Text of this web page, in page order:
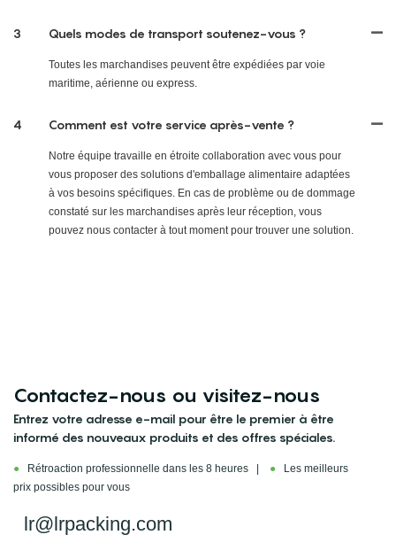
3 Quels modes de transport soutenez-vous ?
Toutes les marchandises peuvent être expédiées par voie
maritime, aérienne ou express.
4 Comment est votre service après-vente ?
Notre équipe travaille en étroite collaboration avec vous pour
vous proposer des solutions d'emballage alimentaire adaptées
à vos besoins spécifiques. En cas de problème ou de dommage
constaté sur les marchandises après leur réception, vous
pouvez nous contacter à tout moment pour trouver une solution.
Contactez-nous ou visitez-nous
Entrez votre adresse e-mail pour être le premier à être
informé des nouveaux produits et des offres spéciales.
● Rétroaction professionnelle dans les 8 heures | ●
Les meilleurs
prix possibles pour vous
lr@lrpacking.com